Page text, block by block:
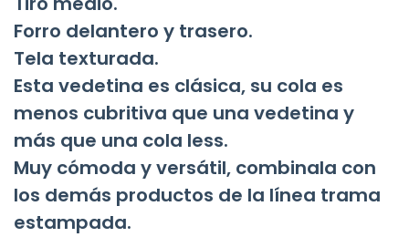
Forro delantero y trasero.
Tela texturada.
Esta vedetina es clásica, su cola es
menos cubritiva que una vedetina y
más que una cola less.
Muy cómoda y versátil, combinala con
los demás productos de la línea trama
estampada.